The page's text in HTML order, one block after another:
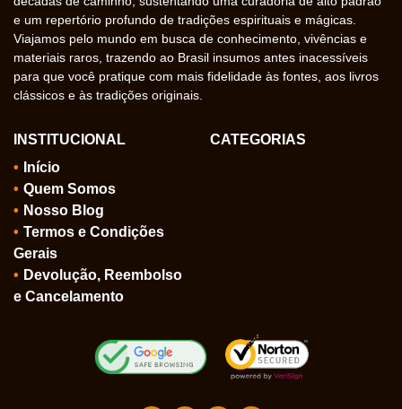
e um repertório profundo de tradições espirituais e mágicas.
Viajamos pelo mundo em busca de conhecimento, vivências e
materiais raros, trazendo ao Brasil insumos antes inacessíveis
para que você pratique com mais fidelidade às fontes, aos livros
clássicos e às tradições originais.
INSTITUCIONAL
Início
Quem Somos
Nosso Blog
Termos e Condições
Gerais
Devolução, Reembolso
e Cancelamento
CATEGORIAS